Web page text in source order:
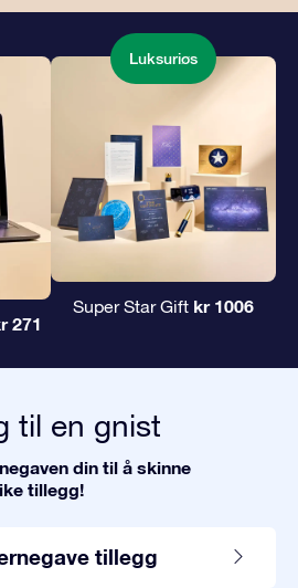
271
Luksuriøs
Super Star Gift kr 1006
til en gnist
din til å skinne
tillegg!
tillegg